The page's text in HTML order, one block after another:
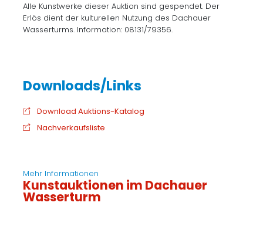
Alle Kunstwerke dieser Auktion sind gespendet. Der
Erlös dient der kulturellen Nutzung des Dachauer
Wasserturms. Information: 08131/79356.
Download Auktions-Katalog
Nachverkaufsliste
Mehr Informationen
Kunstauktionen im Dachauer
Wasserturm